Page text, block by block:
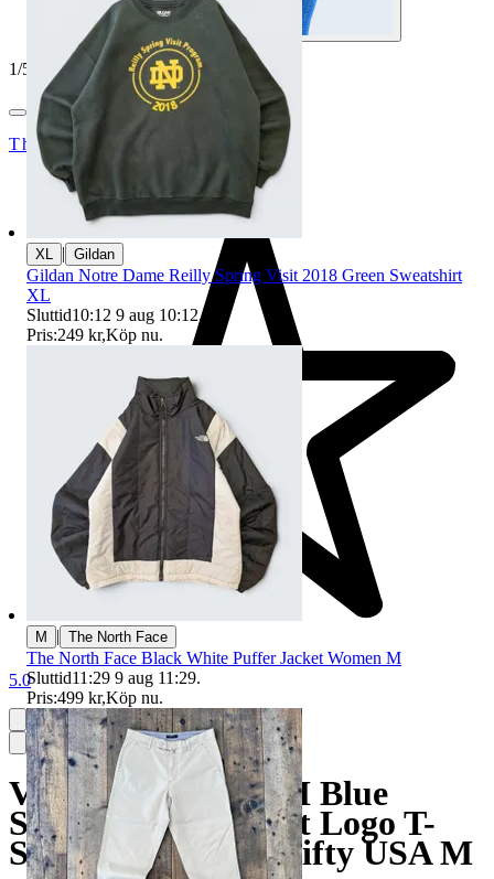
1/5
TheNewStandard
5.0
Vintage 1980s HTM Blue
Single Stitch Pocket Logo T-
Shirt Hanes Fifty Fifty USA M
XL | Gildan
Gildan Notre Dame Reilly Spring Visit 2018 Green Sweatshirt
XL
Sluttid10:12 9 aug 10:12.
Pris:249 kr,Köp nu.
M | The North Face
The North Face Black White Puffer Jacket Women M
Sluttid11:29 9 aug 11:29.
Pris:499 kr,Köp nu.